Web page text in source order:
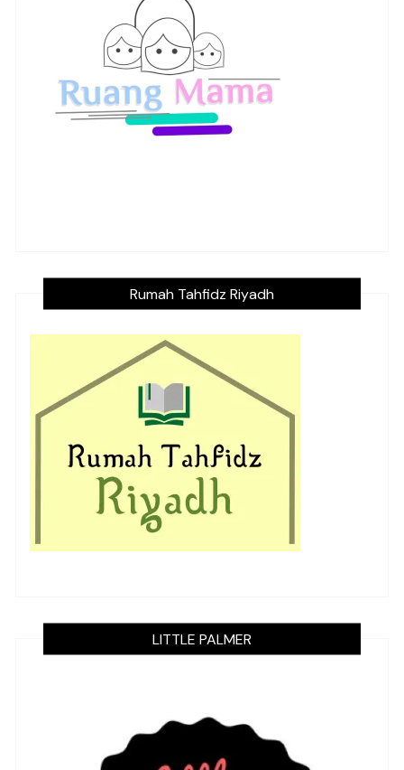
Rumah Tahfidz Riyadh
LITTLE PALMER